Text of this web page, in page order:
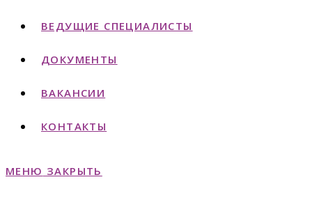
ВЕДУЩИЕ СПЕЦИАЛИСТЫ
ДОКУМЕНТЫ
ВАКАНСИИ
КОНТАКТЫ
МЕНЮ ЗАКРЫТЬ